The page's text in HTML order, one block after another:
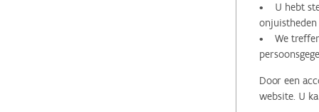
• U hebt
onjuistheden
• We treffen
Door een
website. U